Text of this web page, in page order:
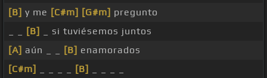
[B] y me [C#m] [G#m] pregunto
[B]
_ si tuviésemos juntos
[A] aún _ _ [B] enamorados
[C#m]
[B]